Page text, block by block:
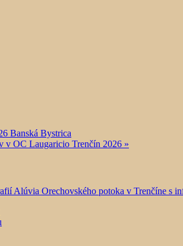
Banská Bystrica
v OC Laugaricio Trenčín 2026 »